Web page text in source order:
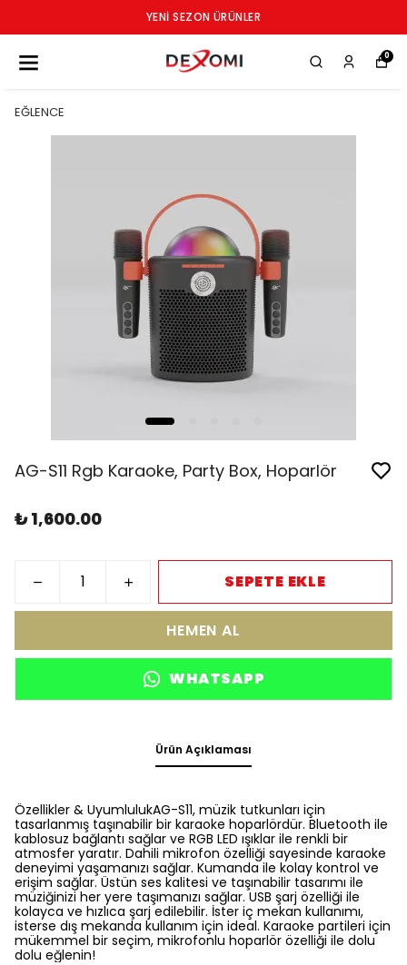
YENI SEZON ÜRÜNLER
0
EĞLENCE
AG-S11 Rgb Karaoke, Party Box, Hoparlör
₺ 1,600.00
SEPETE EKLE
HEMEN AL
WHATSAPP
Ürün Açıklaması
Özellikler & UyumlulukAG-S11, müzik tutkunları için
tasarlanmış taşınabilir bir karaoke hoparlördür. Bluetooth ile
kablosuz bağlantı sağlar ve RGB LED ışıklar ile renkli bir
atmosfer yaratır. Dahili mikrofon özelliği sayesinde karaoke
deneyimi yaşamanızı sağlar. Kumanda ile kolay kontrol ve
erişim sağlar. Üstün ses kalitesi ve taşınabilir tasarımı ile
müziğinizi her yere taşımanızı sağlar. USB şarj özelliği ile
kolayca ve hızlıca şarj edilebilir. İster iç mekan kullanımı,
isterse dış mekanda kullanım için ideal. Karaoke partileri için
mükemmel bir seçim, mikrofonlu hoparlör özelliği ile dolu
dolu eğlenin!